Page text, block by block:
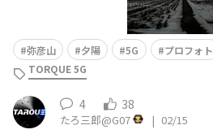
弥彦山 夕陽 5G プロフォト
TORQUE 5G
4 38
たろ三郎@G07 | 02/15